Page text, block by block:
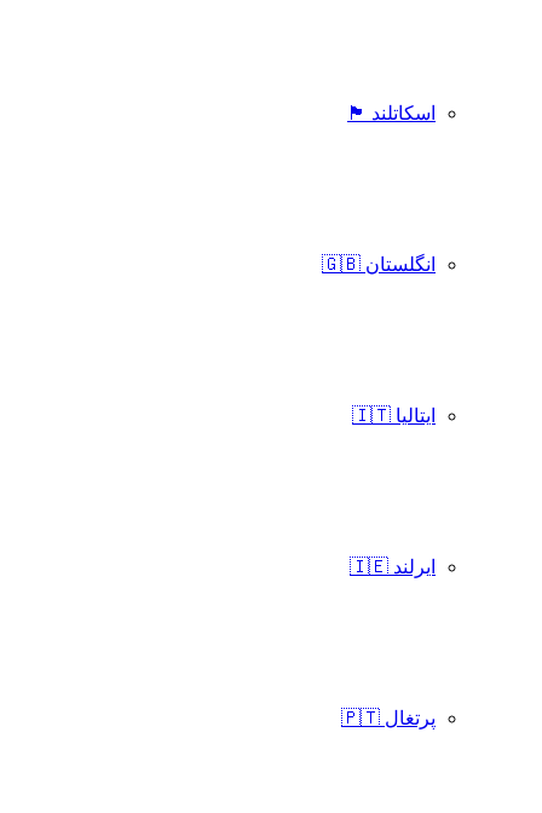
اسکاتلند 🏴󠁧󠁢󠁳󠁣󠁴󠁿
انگلستان 🇬🇧
ایتالیا 🇮🇹
ایرلند 🇮🇪
پرتغال 🇵🇹